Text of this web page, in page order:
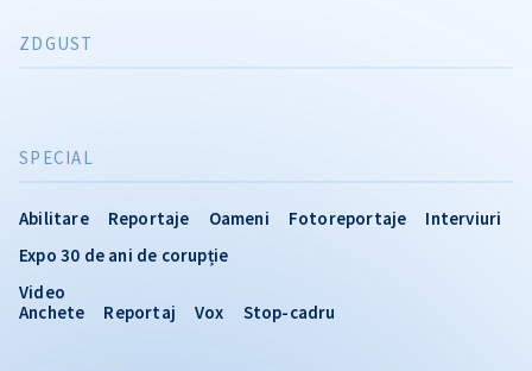
SPECIAL
Abilitare Reportaje Oameni Fotoreportaje
Interviuri
Expo 30 de ani de corupție
Video
Anchete
Reportaj Vox Stop-cadru
ZDGUST